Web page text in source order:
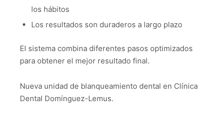
los hábitos
Los resultados son duraderos a largo plazo
El sistema combina diferentes pasos optimizados
para obtener el mejor resultado final.
Nueva unidad de blanqueamiento dental en Clínica
Dental Domínguez-Lemus.